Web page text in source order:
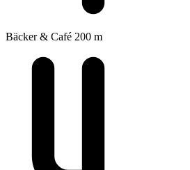
Bäcker & Café 200 m